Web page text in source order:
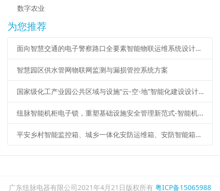
数字农业
为您推荐
面向智慧交通的电子警察路口全要素智能物联运维系统设计方案
智慧园区供水管网物联网监测与漏损管控系统方案
国家级化工产业园公共区域与设施“云-空-地”智能化建设设计方案
纽脉智能机柜电子锁，重塑基础设施安全管理新范式-智能机柜锁、蓝牙电子锁、iC卡电子锁、机柜物联锁、485远程电子锁、物联智能锁
平安乡村智能监控箱、城乡一体化安防运维箱、安防智能箱应用广泛应用
广东纽脉电器有限公司2021年4月21日版权所有 粤ICP备15065988